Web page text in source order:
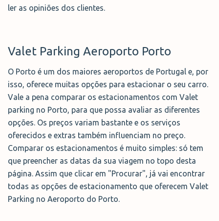
Park Valet garante a segurança e
comodidade dos viajantes através
do estacionamento com Serviço
de Valet. A apenas2 minutos do
aeroporto , pode escolher entre deixar o seu carro
estacionado numparque coberto ou descoberto.
ler as opiniões dos clientes.
Valet Parking Aeroporto Porto
O Porto é um dos maiores aeroportos de Portugal e, por
isso, oferece muitas opções para estacionar o seu carro.
Vale a pena comparar os estacionamentos com Valet
parking no Porto, para que possa avaliar as diferentes
opções. Os preços variam bastante e os serviços
oferecidos e extras também influenciam no preço.
Comparar os estacionamentos é muito simples: só tem
que preencher as datas da sua viagem no topo desta
página. Assim que clicar em "Procurar", já vai encontrar
todas as opções de estacionamento que oferecem Valet
Parking no Aeroporto do Porto.